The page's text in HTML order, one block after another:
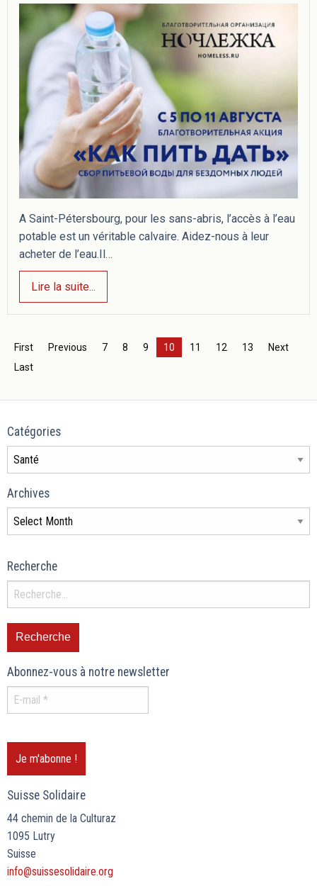
A Saint-Pétersbourg, pour les sans-abris, l’accès à l’eau
potable est un véritable calvaire. Aidez-nous à leur
acheter de l’eau.Il…
Lire la suite...
First Previous 7 8 9 10 11 12 13
Next
Last
Catégories
Archives
Recherche
Abonnez-vous à notre newsletter
Suisse Solidaire
44 chemin de la Culturaz
1095 Lutry
Suisse
info@suissesolidaire.org